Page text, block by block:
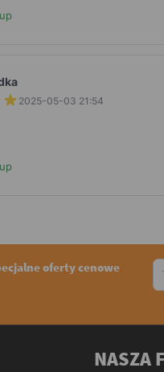
2025-05-03 21:54
oferty cenowe
NASZA